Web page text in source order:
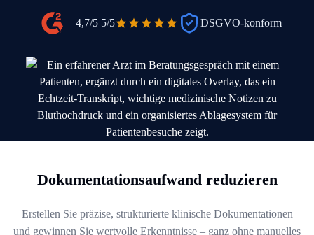
4,7/5 5/5 DSGVO-konform
Dokumentationsaufwand reduzieren
Erstellen Sie präzise, strukturierte klinische Dokumentationen
und gewinnen Sie wertvolle Erkenntnisse – ganz ohne manuelles